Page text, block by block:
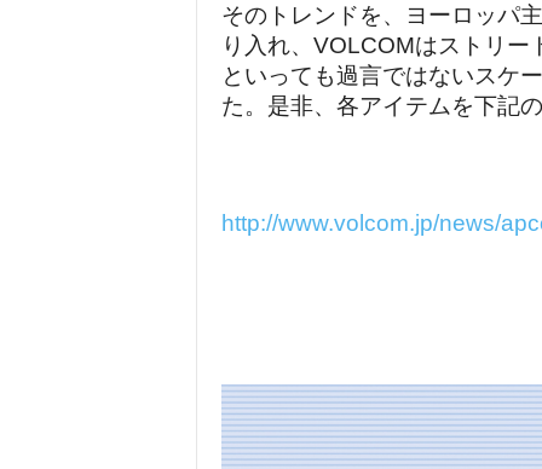
そのトレンドを、ヨーロッパ
り入れ、VOLCOMはストリ
といっても過言ではないスケ
た。 是非、 各アイテムを下記
http://www.volcom.jp/news/